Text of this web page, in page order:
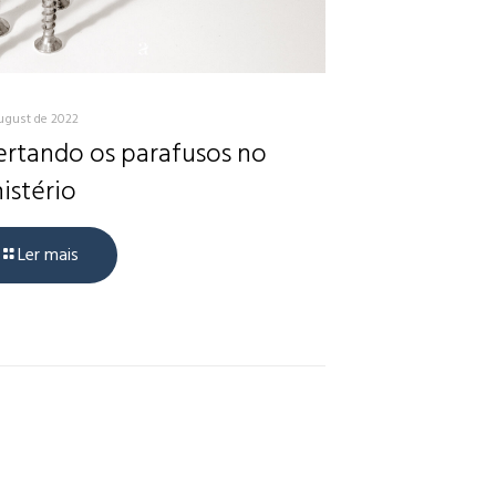
de 2022
os parafusos no
Ler mais